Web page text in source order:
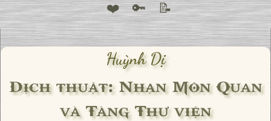
❤️ 🔑 📝
Huỳnh Dị
Dịch thuật: Nhạn Môn Quan
và Tàng Thư viện